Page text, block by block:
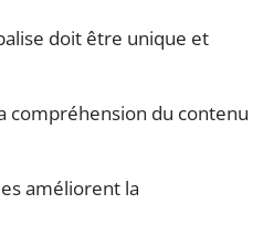
doit être unique et
compréhension du contenu
améliorent la